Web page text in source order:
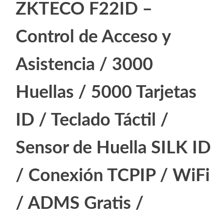
ZKTECO F22ID –
Control de Acceso y
Asistencia / 3000
Huellas / 5000 Tarjetas
ID / Teclado Táctil /
Sensor de Huella SILK ID
/ Conexión TCPIP / WiFi
/ ADMS Gratis /